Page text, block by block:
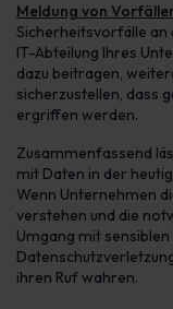
Meldung von
Sicherheitsvorfälle an
IT-Abteilung Ihres
dazu beitragen,
sicherzustellen, dass
ergriffen werden.
Zusammenfassend
mit Daten in der
Wenn Unternehmen
verstehen und die
Umgang mit
ihren Ruf wahren.